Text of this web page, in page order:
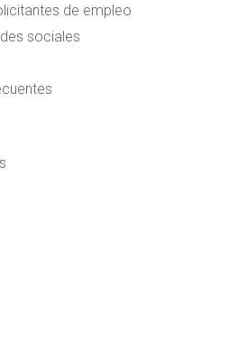
de empleo
sociales